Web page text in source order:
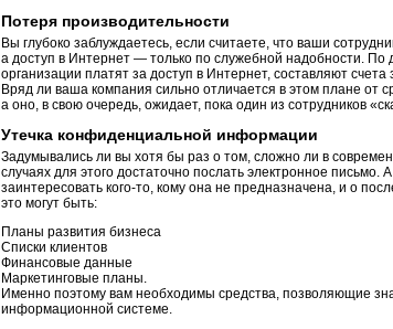
Потеря производительности
Вы глубоко заблуждаетесь, если считаете, что ваши
а доступ в Интернет — только по служебной надобности.
организации платят за доступ в Интернет, составляют
Вряд ли ваша компания сильно отличается в этом плане от
а оно, в свою очередь, ожидает, пока один из сотрудников
Утечка конфиденциальной информации
Задумывались ли вы хотя бы раз о том, сложно ли в
случаях для этого достаточно послать электронное
заинтересовать кого-то, кому она не предназначена, и о
это могут быть:
Планы развития бизнеса
Списки клиентов
Финансовые данные
Маркетинговые планы.
Именно поэтому вам необходимы средства, позволяющие
информационной системе.